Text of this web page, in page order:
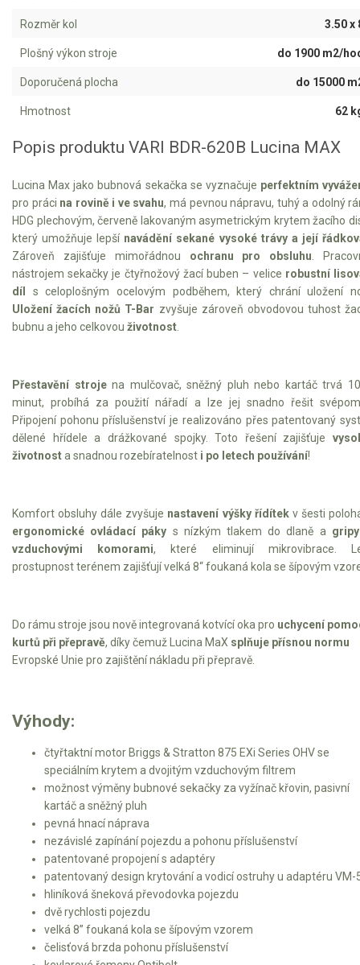
Aku AL-KO
Štípačka na dřevo
VARI malotraktory
VARI Lucina Max / Hurricane MAX
VARI Raptor Hydro
Sněhové frézy
Vertikutátory
Nůžky na živý plot
Vysavače a foukače
Elektrocentrály
Elektrické skútry
Elektrické tříkolky
Elektrické tříkolky pracovní
Elektrické čtyřkolky
Náhradní díly pro motorové pily
Zahradní traktory
Řetězové pily
Náhradní díly pro křovinořezy
Náhradní díly pro sekačky
Rozměr kol 3.50 x
Plošný výkon stroje do 1900 m2/
Doporučená plocha do 15000
Hmotnost 62
Popis produktu VARI BDR-620B Lucina MAX
Lucina Max jako bubnová sekačka se vyznačuje perfektním
pro práci na rovině i ve svahu, má pevnou nápravu, tuhý a odolný
HDG plechovým, červeně lakovaným asymetrickým krytem žacího
který umožňuje lepší navádění sekané vysoké trávy a její
Zároveň zajišťuje mimořádnou ochranu pro obsluhu .
nástrojem sekačky je čtyřnožový žací buben – velice robustní
díl
s celoplošným ocelovým podběhem, který chrání uložení
Uložení žacích nožů T-Bar zvyšuje zároveň obvodovou tuhost
bubnu a jeho celkovou životnost
Přestavění strojena mulčovač, sněžný pluh nebo kartáč trvá
minut, probíhá za použití nářadí a lze jej snadno řešit
Připojení pohonu příslušenství je realizováno přes patentovaný
dělené hřídele a drážkované spojky. Toto řešení zajišťuje
životnosta snadnou rozebíratelnost i po letech používání!
Komfort obsluhy dále zvyšuje nastavení výšky řídítekv šesti
ergonomické ovládací páky s nízkým tlakem do dlaně a
vzduchovými komorami, které eliminují mikrovibrace.
prostupnost terénem zajišťují velká 8“ foukaná kola se šípovým
Do rámu stroje jsou nově integrovaná kotvící oka pro uchycení
kurtů při přepravě, díky čemuž Lucina MaX splňuje přísnou normu
Evropské Unie pro zajištění nákladu při přepravě.
Výhody:
čtyřtaktní motor Briggs & Stratton 875 EXi Series OHV se
speciálním krytem a dvojitým vzduchovým filtrem
možnost výměny bubnové sekačky za vyžínač křovin, pasivní
kartáč a sněžný pluh
pevná hnací náprava
nezávislé zapínání pojezdu a pohonu příslušenství
patentované propojení s adaptéry
patentovaný design krytování a vodicí ostruhy u adaptéru VM-
hliníková šneková převodovka pojezdu
dvě rychlosti pojezdu
velká 8’’ foukaná kola se šípovým vzorem
čelisťová brzda pohonu příslušenství